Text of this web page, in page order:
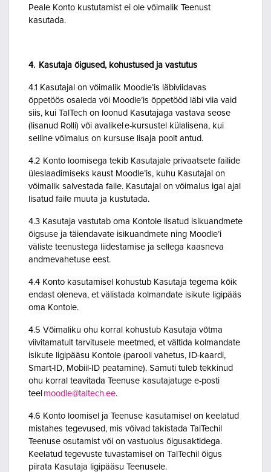
Peale Konto kustutamist ei ole võimalik Teenust
kasutada.
4. Kasutaja õigused, kohustused ja vastutus
4.1 Kasutajal on võimalik Moodle’is läbiviidavas
õppetöös osaleda või Moodle’is õppetööd läbi viia vaid
siis, kui TalTech on loonud Kasutajaga vastava seose
(lisanud Rolli) või avalikel e-kursustel külalisena, kui
selline võimalus on kursuse lisaja poolt antud.
4.2 Konto loomisega tekib Kasutajale privaatsete failide
üleslaadimiseks kaust Moodle’is, kuhu Kasutajal on
võimalik salvestada faile. Kasutajal on võimalus igal ajal
lisatud faile muuta ja kustutada.
4.3 Kasutaja vastutab oma Kontole lisatud isikuandmete
õigsuse ja täiendavate isikuandmete ning Moodle’i
väliste teenustega liidestamise ja sellega kaasneva
andmevahetuse eest.
4.4 Konto kasutamisel kohustub Kasutaja tegema kõik
endast oleneva, et välistada kolmandate isikute ligipääs
oma Kontole.
4.5 Võimaliku ohu korral kohustub Kasutaja võtma
viivitamatult tarvitusele meetmed, et vältida kolmandate
isikute ligipääsu Kontole (parooli vahetus, ID-kaardi,
Smart-ID, Mobiil-ID peatamine). Samuti tuleb tekkinud
ohu korral teavitada Teenuse kasutajatuge e-posti
teel moodle@taltech.ee.
4.6 Konto loomisel ja Teenuse kasutamisel on keelatud
mistahes tegevused, mis võivad takistada TalTechil
Teenuse osutamist või on vastuolus õigusaktidega.
Keelatud tegevuste tuvastamisel on TalTechil õigus
piirata Kasutaja ligipääsu Teenusele.